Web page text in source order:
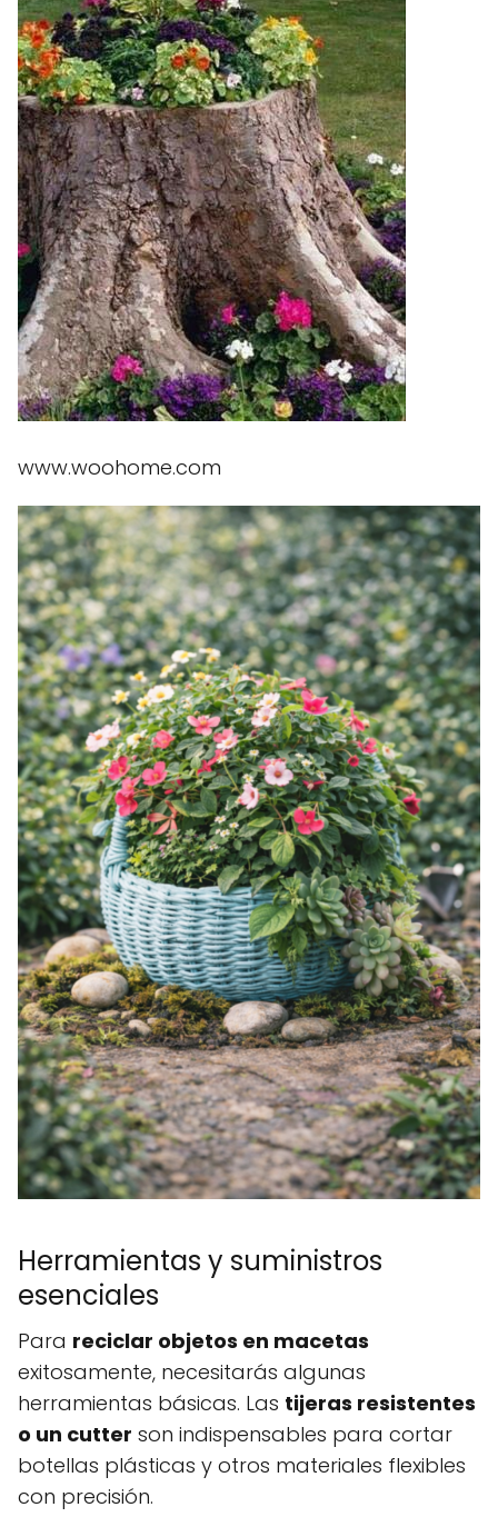
www.woohome.com
Herramientas y suministros
esenciales
Para reciclar objetos en macetas
exitosamente, necesitarás algunas
herramientas básicas. Las tijeras resistentes
o un cutter son indispensables para cortar
botellas plásticas y otros materiales flexibles
con precisión.